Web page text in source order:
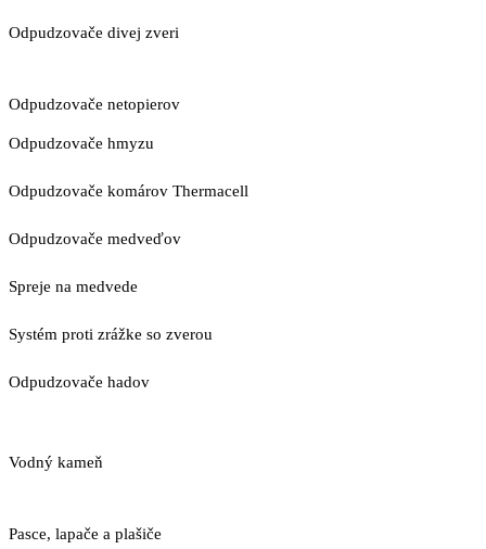
Odpudzovače divej zveri
Odpudzovače netopierov
Odpudzovače hmyzu
Odpudzovače komárov Thermacell
Odpudzovače medveďov
Spreje na medvede
Systém proti zrážke so zverou
Odpudzovače hadov
Vodný kameň
Pasce, lapače a plašiče